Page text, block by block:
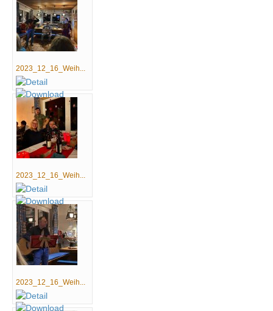
2023_12_16_Weih...
2023_12_16_Weih...
2023_12_16_Weih...